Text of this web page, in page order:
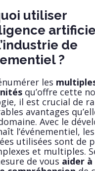
utiliser
de
?
les
qu’offre cette
il est crucial de
avantages
Avec le
l’événementiel,
utilisées sont de
et multiples.
de vous aider à